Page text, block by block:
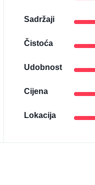
Sadržaji
Čistoća
Udobnost
Cijena
Lokacija